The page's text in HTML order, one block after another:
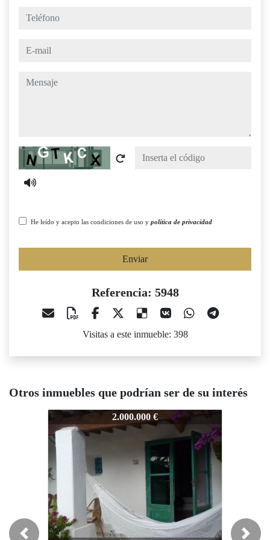
teléfono
e-mail
mensaje
Captcha
He leído y acepto las condiciones de uso y política de privacidad
Enviar
Referencia: 5948
Visitas a este inmueble: 398
Otros inmuebles que podrían ser de su interés
5948
2.000.000 €
5948 3.280.000 €